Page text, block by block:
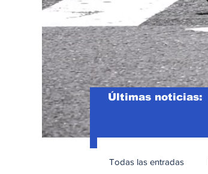
Últimas noticias:
Todas las entradas